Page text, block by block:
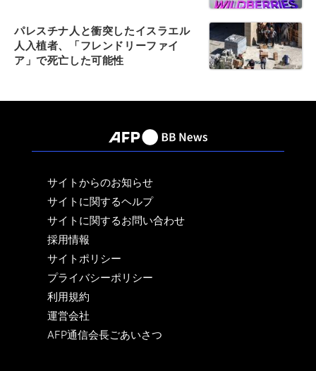
パレスチナ人と衝突したイスラエル
人入植者、「フレンドリーファイ
ア」で死亡した可能性
サイトからのお知らせ
サイトに関するヘルプ
サイトに関するお問い合わせ
採用情報
サイトポリシー
プライバシーポリシー
利用規約
運営会社
AFP通信会長ごあいさつ